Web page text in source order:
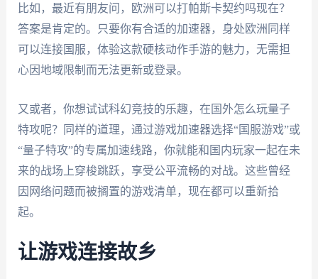
比如，最近有朋友问，欧洲可以打帕斯卡契约吗现在？
答案是肯定的。只要你有合适的加速器，身处欧洲同样
可以连接国服，体验这款硬核动作手游的魅力，无需担
心因地域限制而无法更新或登录。
又或者，你想试试科幻竞技的乐趣，在国外怎么玩量子
特攻呢？同样的道理，通过游戏加速器选择“国服游戏”或
“量子特攻”的专属加速线路，你就能和国内玩家一起在未
来的战场上穿梭跳跃，享受公平流畅的对战。这些曾经
因网络问题而被搁置的游戏清单，现在都可以重新拾
起。
让游戏连接故乡